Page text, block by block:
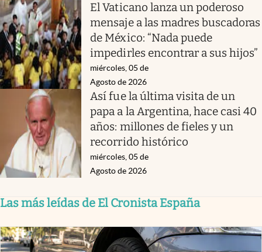
El Vaticano lanza un poderoso
mensaje a las madres buscadoras
de México: “Nada puede
impedirles encontrar a sus hijos”
miércoles, 05 de
Agosto de 2026
Así fue la última visita de un
papa a la Argentina, hace casi 40
años: millones de fieles y un
recorrido histórico
miércoles, 05 de
Agosto de 2026
Las más leídas de El Cronista España